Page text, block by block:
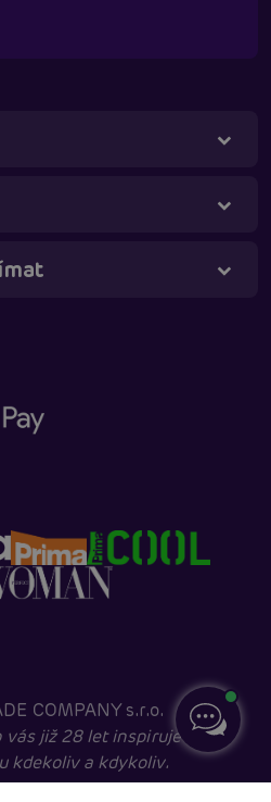
COMPANY s.r.o.
vás již 28 let inspiruje k
kdekoliv a kdykoliv.